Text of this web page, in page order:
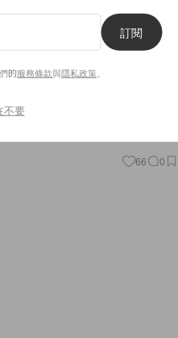
重返巴黎時裝週 以
學
66 0
訂閱
的服務條款與隱私政策
不要